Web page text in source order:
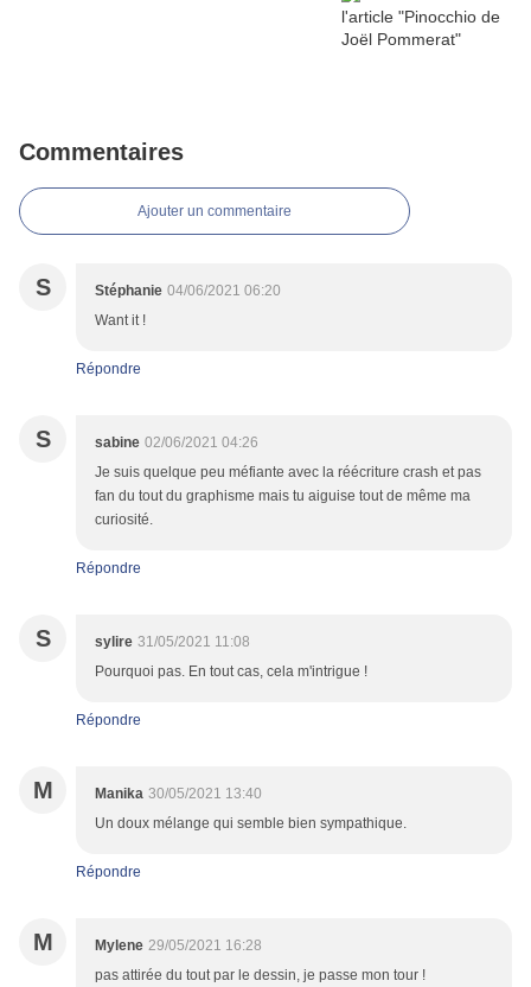
Commentaires
Ajouter un commentaire
S Stéphanie 04/06/2021 06:20
Want it !
Répondre
S sabine 02/06/2021 04:26
Je suis quelque peu méfiante avec la réécriture crash et pas
fan du tout du graphisme mais tu aiguise tout de même ma
curiosité.
Répondre
S sylire 31/05/2021 11:08
Pourquoi pas. En tout cas, cela m'intrigue !
Répondre
M Manika 30/05/2021 13:40
Un doux mélange qui semble bien sympathique.
Répondre
M Mylene 29/05/2021 16:28
pas attirée du tout par le dessin, je passe mon tour !